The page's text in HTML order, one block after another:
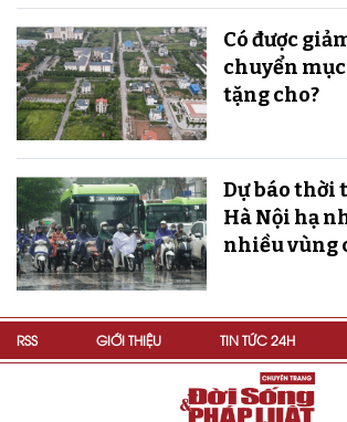
Có được
chuyển
tặng cho?
Dự báo thời
Hà Nội hạ
nhiều vùng
RSS GIỚI THIỆU TIN TỨC 24H